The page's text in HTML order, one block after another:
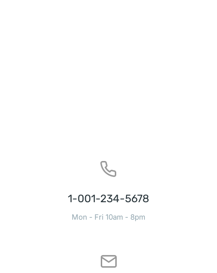
1-001-234-5678
Mon - Fri 10am - 8pm